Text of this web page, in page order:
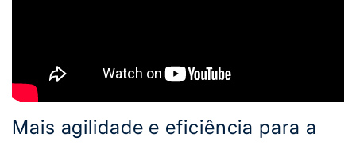
Mais agilidade e eficiência para a